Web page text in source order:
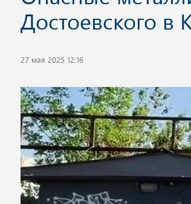
Достоевского в
27 мая 2025 12:16